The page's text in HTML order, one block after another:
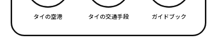
タイの空港 タイの交通手段 ガイドブック